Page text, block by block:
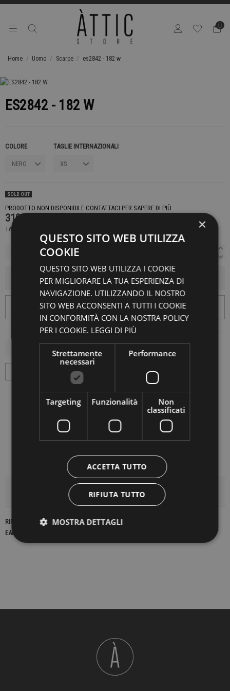
0
Home Uomo Scarpe es2842 - 182 w
ES2842 - 182 W
COLORE TAGLIE INTERNAZIONALI
SOLD OUT
PRODOTTO NON DISPONIBILE CONTATTACI PER SAPERE DI PIÙ
319,00 €
TASSE INCLUSE
AGGIUNGI AL CARRELLO
DETTAGLI DEL PRODOTTO
RIFERIMENTO 16265
EAN13
×
QUESTO SITO WEB UTILIZZA
COOKIE
QUESTO SITO WEB UTILIZZA I COOKIE
PER MIGLIORARE LA TUA ESPERIENZA DI
NAVIGAZIONE. UTILIZZANDO IL NOSTRO
SITO WEB ACCONSENTI A TUTTI I COOKIE
IN CONFORMITÀ CON LA NOSTRA POLICY
PER I COOKIE. LEGGI DI PIÙ
Strettamente
necessari
Performance
Targeting Funzionalità
Non
classificati
ACCETTA TUTTO
RIFIUTA TUTTO
MOSTRA DETTAGLI